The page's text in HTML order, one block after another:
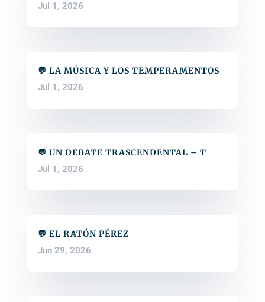
Jul 1, 2026
💬 LA MÚSICA Y LOS TEMPERAMENTOS
Jul 1, 2026
💬 UN DEBATE TRASCENDENTAL – T
Jul 1, 2026
💬 EL RATÓN PÉREZ
Jun 29, 2026